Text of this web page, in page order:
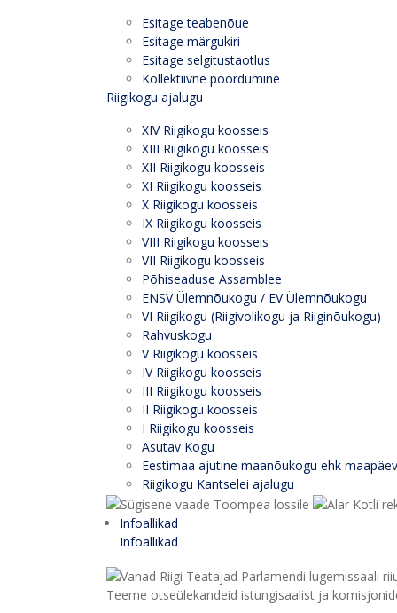
Esitage teabenõue
Esitage märgukiri
Esitage selgitustaotlus
Kollektiivne pöördumine
Riigikogu ajalugu
XIV Riigikogu koosseis
XIII Riigikogu koosseis
XII Riigikogu koosseis
XI Riigikogu koosseis
X Riigikogu koosseis
IX Riigikogu koosseis
VIII Riigikogu koosseis
VII Riigikogu koosseis
Põhiseaduse Assamblee
ENSV Ülemnõukogu / EV Ülemnõukogu
VI Riigikogu (Riigivolikogu ja Riiginõukogu)
Rahvuskogu
V Riigikogu koosseis
IV Riigikogu koosseis
III Riigikogu koosseis
II Riigikogu koosseis
I Riigikogu koosseis
Asutav Kogu
Eestimaa ajutine maanõukogu ehk maapäev
Riigikogu Kantselei ajalugu
Infoallikad
Infoallikad
Teeme otseülekandeid istungisaalist ja